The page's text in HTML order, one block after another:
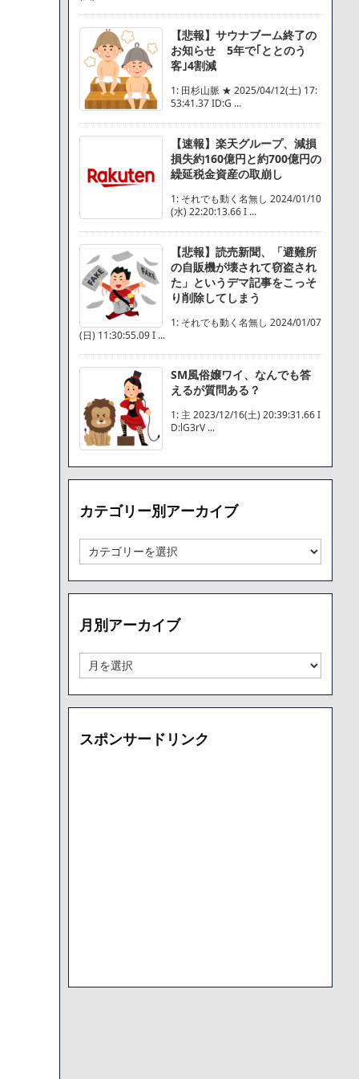
【悲報】サウナブーム終了の
お知らせ 5年で｢ととのう
客｣4割減
1: 田杉山脈 ★ 2025/04/12(土) 17:
53:41.37 ID:G ...
【速報】楽天グループ、減損
損失約160億円と約700億円の
繰延税金資産の取崩し
1: それでも動く名無し 2024/01/10
(水) 22:20:13.66 I ...
【悲報】読売新聞、「避難所
の自販機が壊されて窃盗され
た」というデマ記事をこっそ
り削除してしまう
1: それでも動く名無し 2024/01/07
(日) 11:30:55.09 I ...
SM風俗嬢ワイ、なんでも答
えるが質問ある？
1: 主 2023/12/16(土) 20:39:31.66 I
D:lG3rV ...
カテゴリー別アーカイブ
テ
ゴ
リ
別
ー
カ
ブ
月別アーカイブ
別
ア
ー
イ
スポンサードリンク